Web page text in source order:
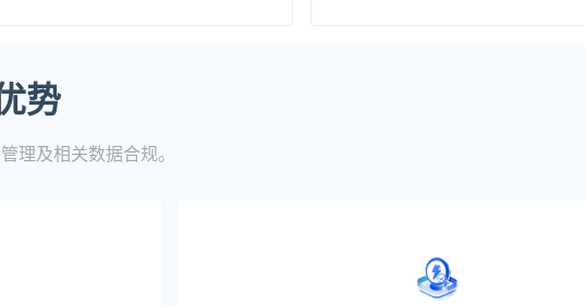
势
理及相关数据合规。